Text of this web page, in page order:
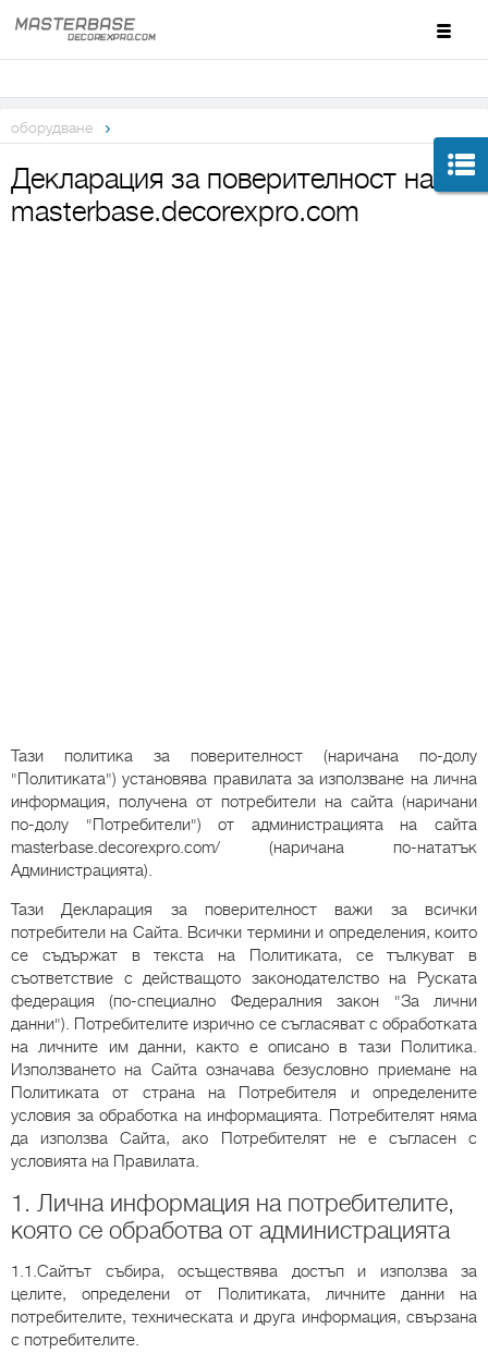
оборудване
Декларация за поверителност на
masterbase.decorexpro.com
Тази политика за поверителност (наричана по-долу
"Политиката") установява правилата за използване на лична
информация, получена от потребители на сайта (наричани
по-долу "Потребители") от администрацията на сайта
masterbase.decorexpro.com/ (наричана по-нататък
Администрацията).
Тази Декларация за поверителност важи за всички
потребители на Сайта. Всички термини и определения, които
се съдържат в текста на Политиката, се тълкуват в
съответствие с действащото законодателство на Руската
федерация (по-специално Федералния закон "За лични
данни"). Потребителите изрично се съгласяват с обработката
на личните им данни, както е описано в тази Политика.
Използването на Сайта означава безусловно приемане на
Политиката от страна на Потребителя и определените
условия за обработка на информацията. Потребителят няма
да използва Сайта, ако Потребителят не е съгласен с
условията на Правилата.
1. Лична информация на потребителите,
която се обработва от администрацията
1.1.Сайтът събира, осъществява достъп и използва за
целите, определени от Политиката, личните данни на
потребителите, техническата и друга информация, свързана
с потребителите.